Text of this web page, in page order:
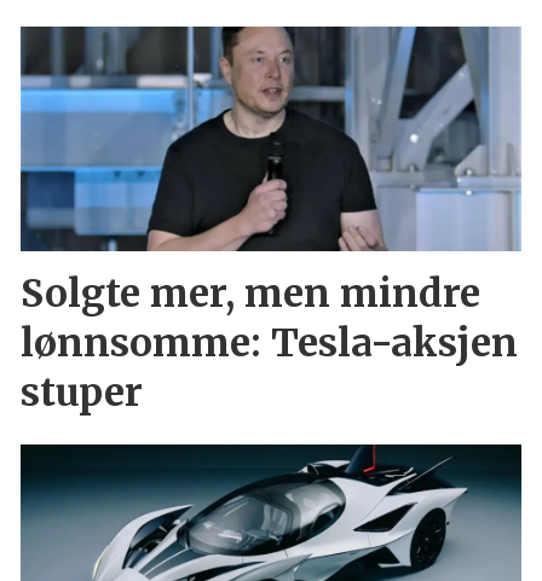
Solgte mer, men mindre
lønnsomme: Tesla-aksjen
stuper